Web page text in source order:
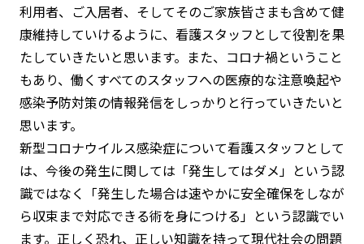
利用者、ご入居者、そしてそのご家族皆さまも含めて健
康維持していけるように、看護スタッフとして役割を果
たしていきたいと思います。また、コロナ禍ということ
もあり、働くすべてのスタッフへの医療的な注意喚起や
感染予防対策の情報発信をしっかりと行っていきたいと
思います。
新型コロナウイルス感染症について看護スタッフとして
は、今後の発生に関しては「発生してはダメ」という認
識ではなく「発生した場合は速やかに安全確保をしなが
ら収束まで対応できる術を身につける」という認識でい
ます。正しく恐れ、正しい知識を持って現代社会の問題